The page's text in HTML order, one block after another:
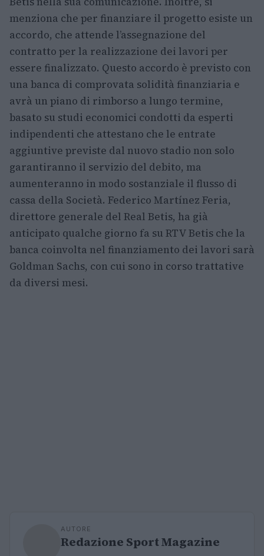
menziona che per finanziare il progetto esiste un
accordo, che attende l’assegnazione del
contratto per la realizzazione dei lavori per
essere finalizzato. Questo accordo è previsto con
una banca di comprovata solidità finanziaria e
avrà un piano di rimborso a lungo termine,
basato su studi economici condotti da esperti
indipendenti che attestano che le entrate
aggiuntive previste dal nuovo stadio non solo
garantiranno il servizio del debito, ma
aumenteranno in modo sostanziale il flusso di
cassa della Società. Federico Martínez Feria,
direttore generale del Real Betis, ha già
anticipato qualche giorno fa su RTV Betis che la
banca coinvolta nel finanziamento dei lavori sarà
Goldman Sachs, con cui sono in corso trattative
da diversi mesi.
AUTORE
Redazione Sport Magazine